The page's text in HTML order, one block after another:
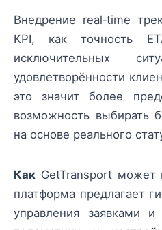
Внедрение real‑time
KPI, как точность
исключительных
удовлетворённости
это значит более
возможность выбирать
на основе реального
Как GetTransport может
платформа предлагает
управления заявками и